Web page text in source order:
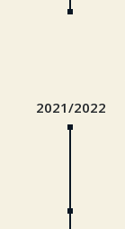
2021/2022